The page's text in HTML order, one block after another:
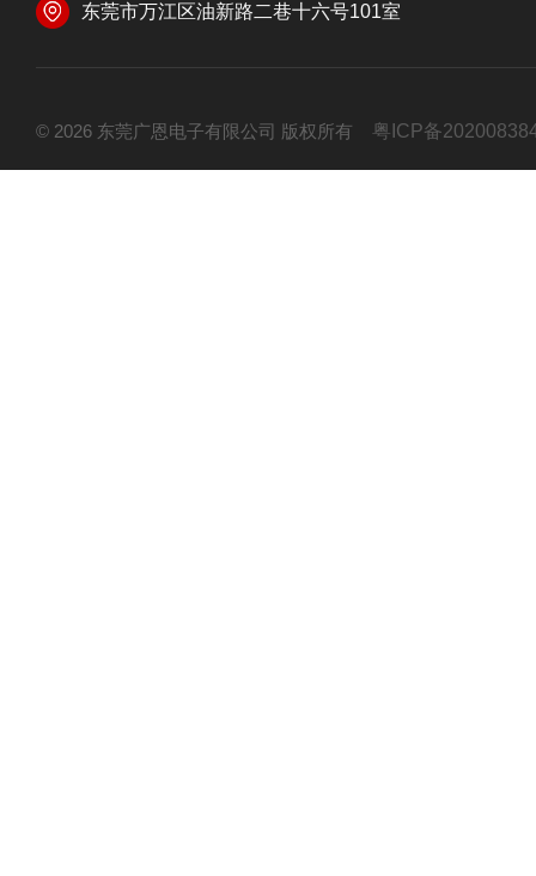
东莞市万江区油新路二巷十六号101室
© 2026 东莞广恩电子有限公司 版权所有 粤ICP备